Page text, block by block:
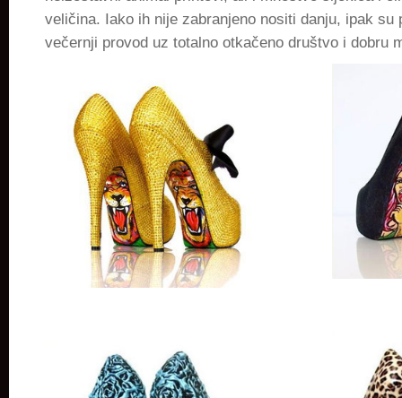
veličina. Iako ih nije zabranjeno nositi danju, ipak su
večernji provod uz totalno otkačeno društvo i dobru